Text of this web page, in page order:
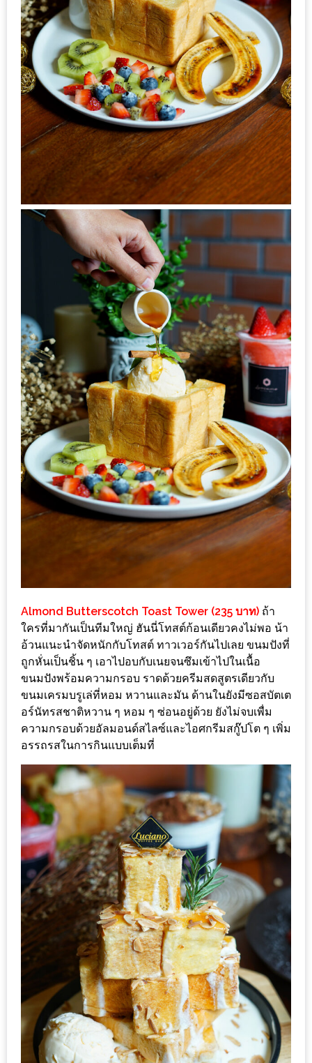
ครั้ง
ที่
1
พา
เพื่อน
มา
ม่วน
กั๋น
บน
INSTAGRAM
รวม
โปร
โม
นวัน
แห่ง
ชาติ
2557
ร้าน
หมู
กระทะ
ทั่ว
เชียงใหม่
TOP30
ราคา
บาท
รีวิว
ดี
กับ
วงใน
แจก
LINE
GIFTCODE!
ลายแทง
ความ
อร่อย
ทั่ว
เชียงใหม่
ลุ้น
บัตร
รับ
ประทาน
บุฟเฟ่ต์
ฟรี
ที่
Almond Butterscotch Toast Tower (235 บาท) ถ้า
ใครที่มากันเป็นทีมใหญ่ ฮันนี่โทสต์ก้อนเดียวคงไม่พอ น้า
อ้วนแนะนำจัดหนักกับโทสต์ ทาวเวอร์กันไปเลย ขนมปังที่
ถูกหั่นเป็นชิ้น ๆ เอาไปอบกับเนยจนซึมเข้าไปในเนื้อ
ขนมปังพร้อมความกรอบ ราดด้วยครีมสดสูตรเดียวกับ
ขนมเครมบรูเล่ที่หอม หวานและมัน ด้านในยังมีซอสบัตเต
อร์นัทรสชาติหวาน ๆ หอม ๆ ซ่อนอยู่ด้วย ยังไม่จบเพื่ม
ความกรอบด้วยอัลมอนด์สไลซ์และไอศกรีมสกู๊ปโต ๆ เพิ่ม
อรรถรสในการกินแบบเต็มที่